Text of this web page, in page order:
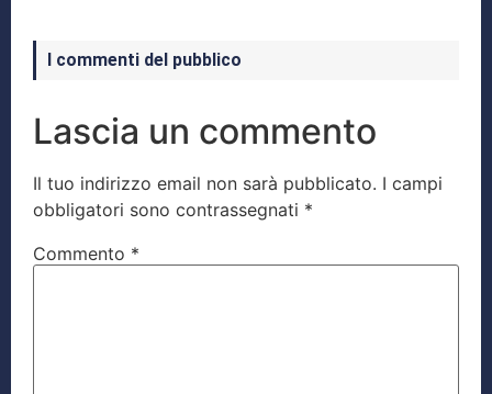
I commenti del pubblico
Lascia un commento
Il tuo indirizzo email non sarà pubblicato. I campi
obbligatori sono contrassegnati *
Commento *